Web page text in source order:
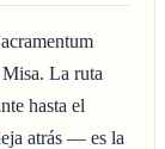
La ruta
hasta el
atrás — es la